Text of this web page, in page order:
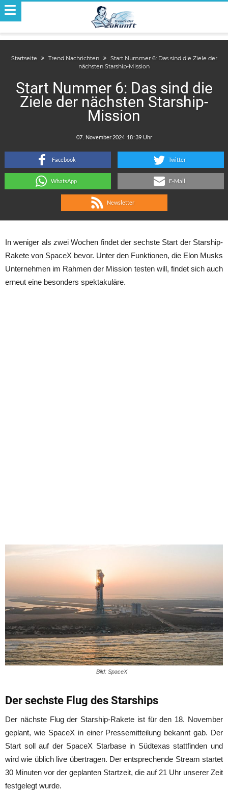
Startseite Trend Nachrichten
Start Nummer 6: Das sind die Ziele der
nächsten Starship-Mission
Start Nummer 6: Das sind die
Ziele der nächsten Starship-
Mission
:
Facebook Twitter
WhatsApp E-Mail
Newsletter
In weniger als zwei Wochen findet der sechste Start der Starship-
Rakete von SpaceX bevor. Unter den Funktionen, die Elon Musks
Unternehmen im Rahmen der Mission testen will, findet sich auch
erneut eine besonders spektakuläre.
Bild: SpaceX
Der sechste Flug des Starships
Der nächste Flug der Starship-Rakete ist für den 18. November
geplant, wie SpaceX in einer Pressemitteilung bekannt gab. Der
Start soll auf der SpaceX Starbase in Südtexas stattfinden und
wird wie üblich live übertragen. Der entsprechende Stream startet
30 Minuten vor der geplanten Startzeit, die auf 21 Uhr unserer Zeit
festgelegt wurde.